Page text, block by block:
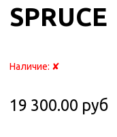
SPRUCE
Наличие: ✘
19 300.00 руб